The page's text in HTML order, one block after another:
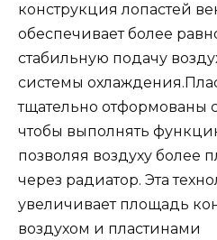
конструкция лопастей
обеспечивает более
стабильную подачу
системы
тщательно отформованы
чтобы выполнять
позволяя воздуху более
через радиатор. Эта
увеличивает площадь
воздухом и пластинами